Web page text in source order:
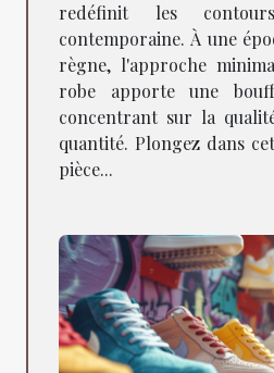
redéfinit les
contemporaine. À une
règne, l'approche
robe apporte une
concentrant sur la
quantité. Plongez dans
pièce...